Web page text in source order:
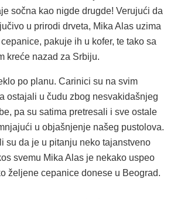
sočna kao nigde drugde! Verujući da
u prirodi drveta, Mika Alas uzima
pakuje ih u kofer, te tako sa
kreće nazad za Srbiju.
po planu. Carinici su na svim
ostajali u čudu zbog nesvakidašnjeg
pa su satima pretresali i sve ostale
u objašnjenje našeg pustolova.
su da je u pitanju neko tajanstveno
svemu Mika Alas je nekako uspeo
željene cepanice donese u Beograd.